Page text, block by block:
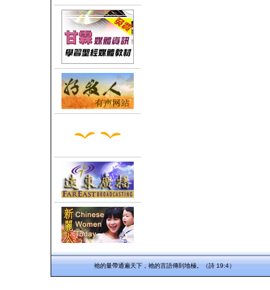
祂的量帶通遍天下，祂的言語傳到地極。（詩 19:4）